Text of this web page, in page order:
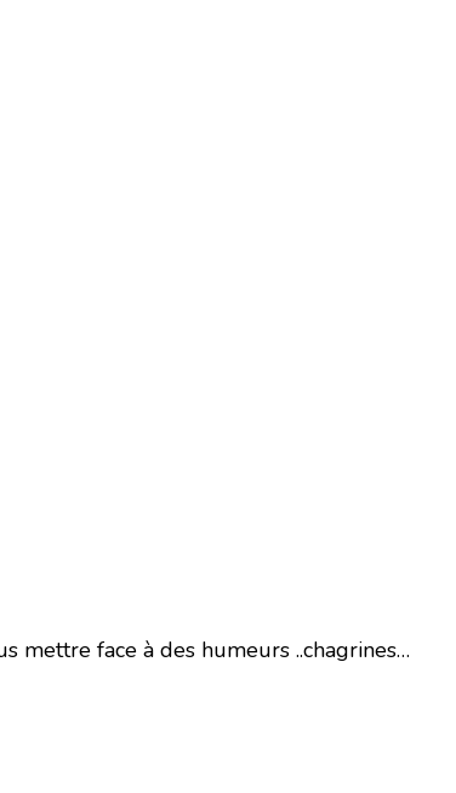
mettre face à des humeurs ..chagrines…